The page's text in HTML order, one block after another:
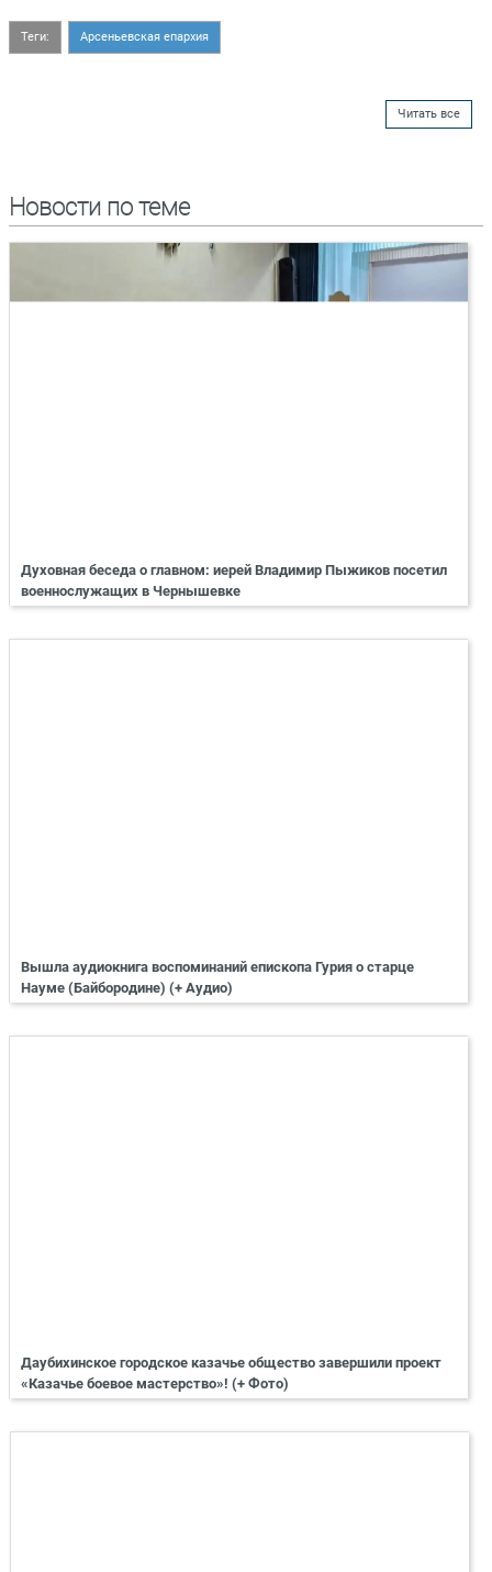
Теги: Арсеньевская епархия
Читать все
Новости по теме
Духовная беседа о главном: иерей Владимир Пыжиков посетил
военнослужащих в Чернышевке
Вышла аудиокнига воспоминаний епископа Гурия о старце
Науме (Байбородине) (+ Аудио)
Даубихинское городское казачье общество завершили проект
«Казачье боевое мастерство»! (+ Фото)